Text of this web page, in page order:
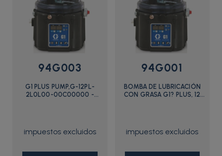
94G003
G1 PLUS PUMP,G-12PL-
2L0L00-00C00000 -
94G001
BOMBA DE LUBRICACIÓN
CON GRASA G1? PLUS, 12